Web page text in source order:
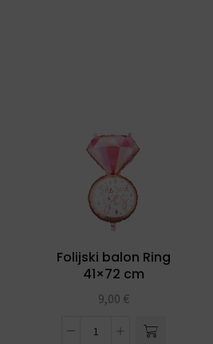
Folijski balon Ring
41×72 cm
9,00 €